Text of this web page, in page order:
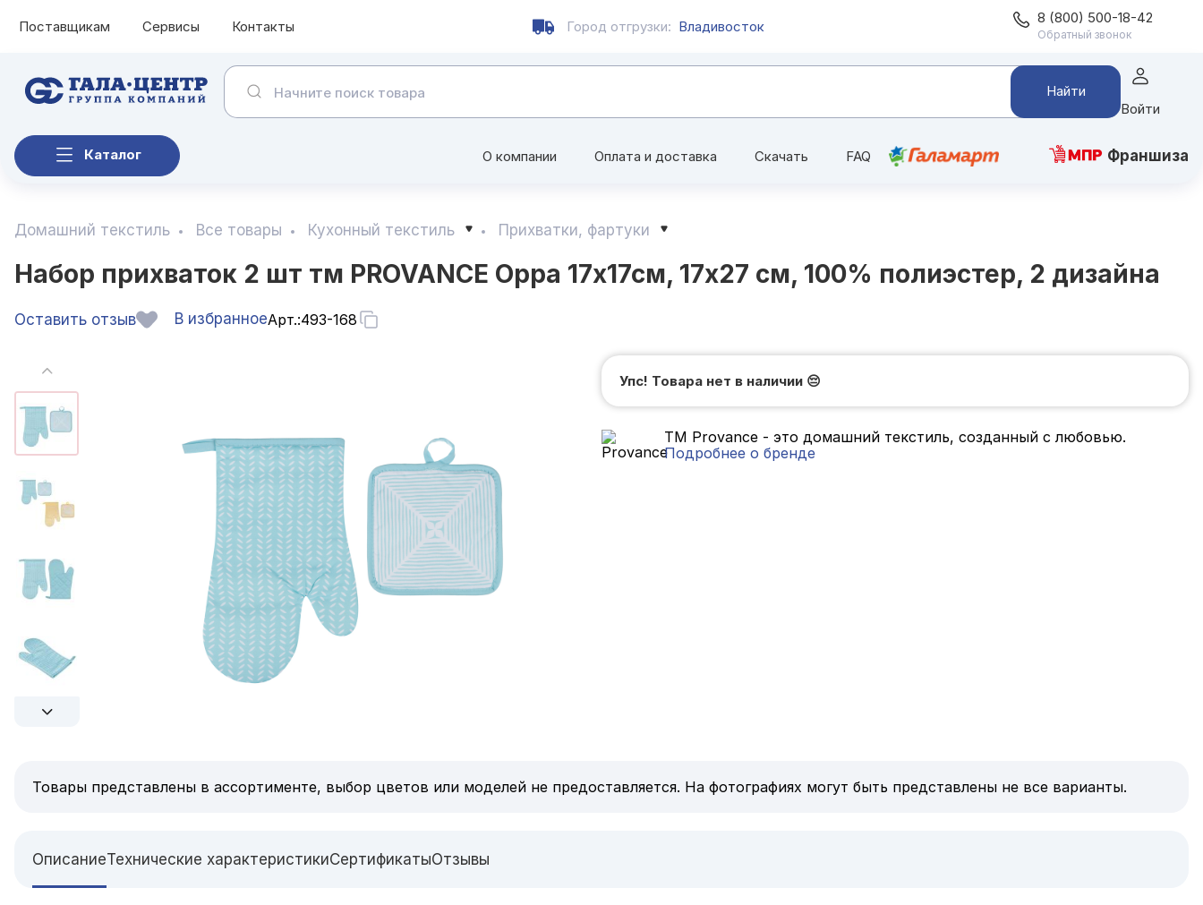
Поставщикам Сервисы Контакты Город отгрузки: Владивосток 8 (800) 500-18-42
Обратный звонок
Найти
Войти
Каталог О компании Оплата и доставка Скачать FAQ Франшиза
Домашний текстиль Все товары Кухонный текстиль Прихватки, фартуки
Набор прихваток 2 шт тм PROVANCE Орра 17х17см, 17х27 см, 100% полиэстер, 2 дизайна
Оставить отзыв В избранноеАрт.:493-168
Упс! Товара нет в наличии 😔
TM Provance - это домашний текстиль, созданный с любовью.
Подробнее о бренде
Товары представлены в ассортименте, выбор цветов или моделей не предоставляется. На фотографиях могут быть представлены не все варианты.
ОписаниеТехнические характеристикиСертификатыОтзывы